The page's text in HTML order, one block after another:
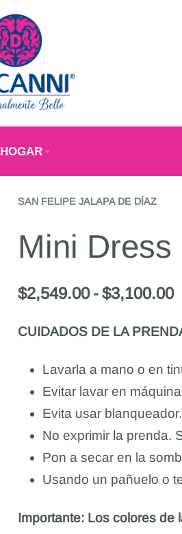
HOGAR
SAN FELIPE JALAPA DE DÍAZ
Mini Dress
$2,549.00 $3,100.00
CUIDADOS DE LA
Lavarla a mano o en
Evitar lavar en
Evita usar blanqueador.
No exprimir la prenda.
Pon a secar en la
Usando un pañuelo o
Importante: Los colores de